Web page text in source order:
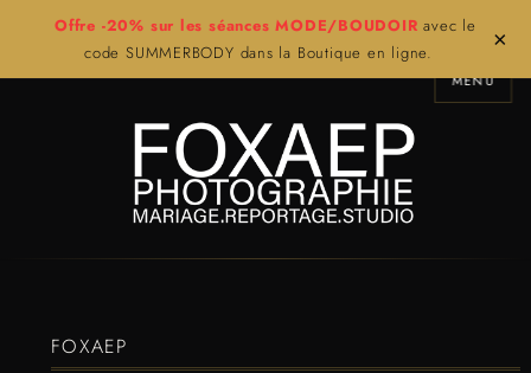
Offre -20% sur les séances MODE/BOUDOIR avec le
code SUMMERBODY dans la Boutique en ligne.
×
MENU
FOXAEP